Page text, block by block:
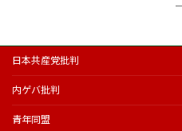
ー
日本共産党批判
内ゲバ批判
青年同盟